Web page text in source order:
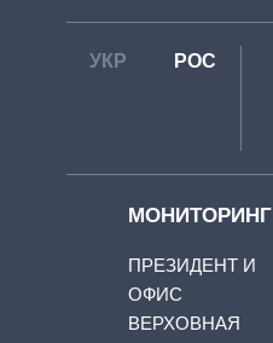
УКР РОС
МОНИТОРИНГ
ПРЕЗИДЕНТ И
ОФИС
ВЕРХОВНАЯ